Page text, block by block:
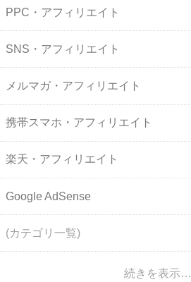
PPC・アフィリエイト
SNS・アフィリエイト
メルマガ・アフィリエイト
携帯スマホ・アフィリエイト
楽天・アフィリエイト
Google AdSense
(カテゴリ一覧)
続きを表示…